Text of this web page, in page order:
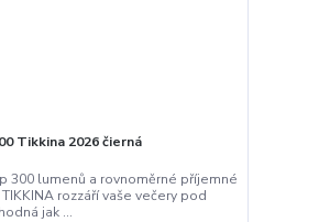
Tikkina 2026 čierná
300 lumenů a rovnoměrné příjemné
rozzáří vaše večery pod
jak ...